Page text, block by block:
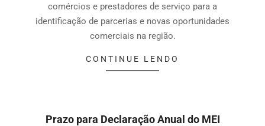
comércios e prestadores de serviço para a
identificação de parcerias e novas oportunidades
comerciais na região.
CONTINUE LENDO
Prazo para Declaração Anual do MEI